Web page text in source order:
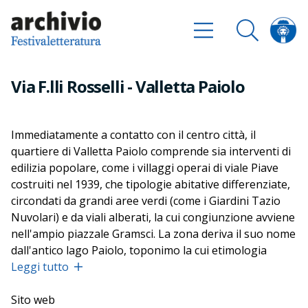
Via F.lli Rosselli - Valletta Paiolo
Immediatamente a contatto con il centro città, il
quartiere di Valletta Paiolo comprende sia interventi di
edilizia popolare, come i villaggi operai di viale Piave
costruiti nel 1939, che tipologie abitative differenziate,
circondati da grandi aree verdi (come i Giardini Tazio
Nuvolari) e da viali alberati, la cui congiunzione avviene
nell'ampio piazzale Gramsci. La zona deriva il suo nome
dall'antico lago Paiolo, toponimo la cui etimologia
rimanda a un termine latino che significa palude, il cui
degli Austriaci. Più tardi, agli inizi del Novecento, una
Leggi tutto
Sito web